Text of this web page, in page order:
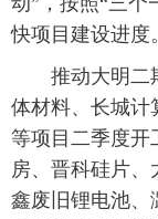
快项目建设进度。
推动大明二期
体材料、长城计
等项目二季度开
房、晋科硅片、
鑫废旧锂电池、